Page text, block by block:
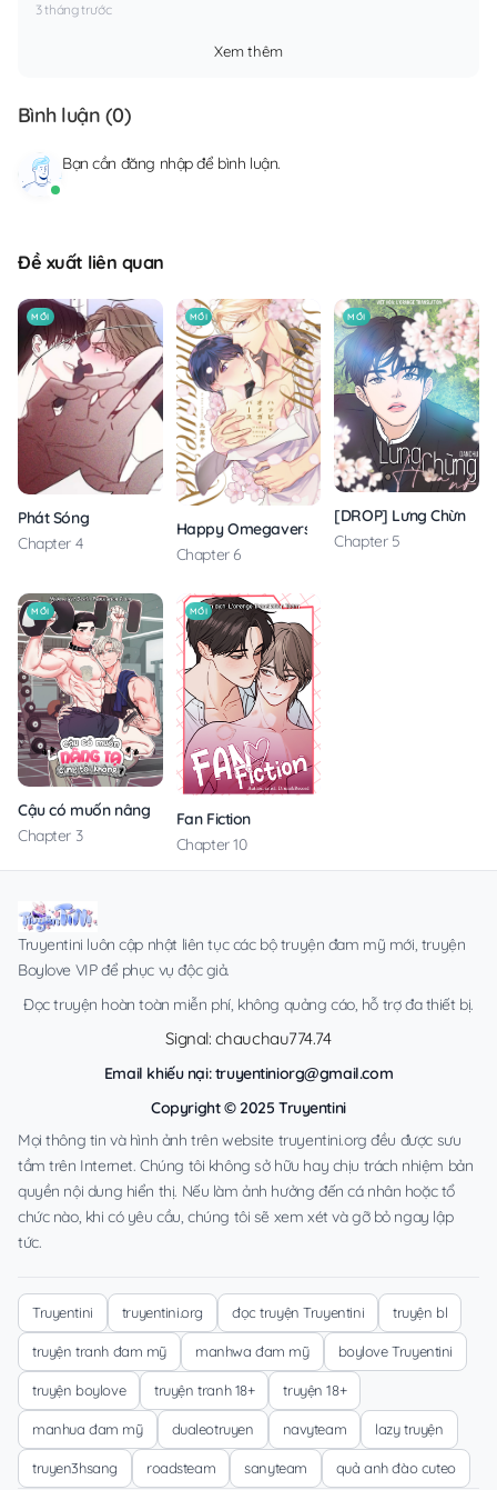
3 tháng trước
Xem thêm
Bình luận (0)
Bạn cần đăng nhậpđể bình luận.
Đề xuất liên quan
MỚI
Phát Sóng
Chapter 4
MỚI
Happy Omegaverse
Chapter 6
MỚI
[DROP] Lưng Chừng
Chapter 5
MỚI
Cậu có muốn nâng tạ cùng tôi không?
Chapter 3
MỚI
Fan Fiction
Chapter 10
Truyentini luôn cập nhật liên tục các bộ truyện đam mỹ mới, truyện
Boylove VIP để phục vụ độc giả.
Đọc truyện hoàn toàn miễn phí, không quảng cáo, hỗ trợ đa thiết bị.
Signal: chauchau774.74
Email khiếu nại:truyentiniorg@gmail.com
Copyright © 2025 Truyentini
Mọi thông tin và hình ảnh trên website truyentini.org đều được sưu
tầm trên Internet. Chúng tôi không sở hữu hay chịu trách nhiệm bản
quyền nội dung hiển thị. Nếu làm ảnh hưởng đến cá nhân hoặc tổ
chức nào, khi có yêu cầu, chúng tôi sẽ xem xét và gỡ bỏ ngay lập
tức.
Truyentini truyentini.org đọc truyện Truyentini truyện bl
truyện tranh đam mỹ manhwa đam mỹ boylove Truyentini
truyện boylove truyện tranh 18+ truyện 18+
manhua đam mỹ dualeotruyen navyteam lazy truyện
truyen3hsang roadsteam sanyteam quả anh đào cuteo